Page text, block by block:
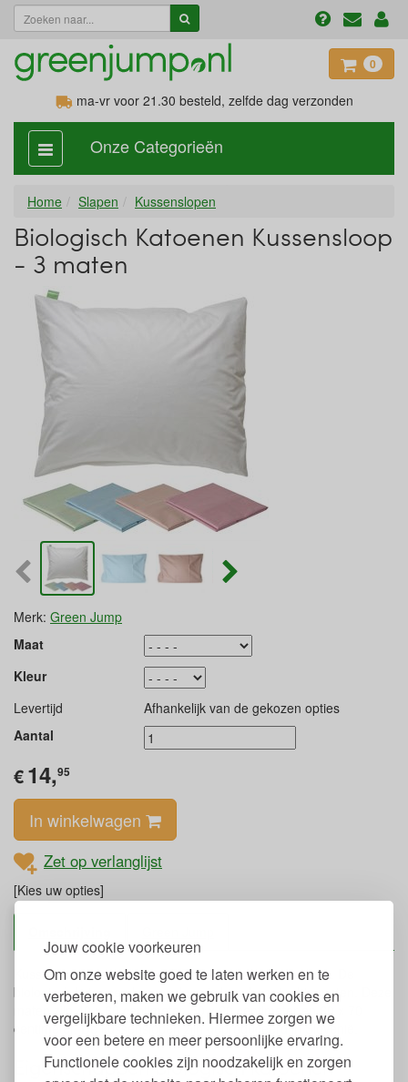
Jouw cookie voorkeuren
Om onze website goed te laten werken en te
verbeteren, maken we gebruik van cookies en
vergelijkbare technieken. Hiermee zorgen we
voor een betere en meer persoonlijke ervaring.
Functionele cookies zijn noodzakelijk en zorgen
0
ma-vr voor 21.30 besteld, zelfde dag verzonden
categorie
aan,
Onze Categorieën
Home Slapen Kussenslopen
Biologisch Katoenen Kussensloop
- 3 maten
Merk: Green Jump
Maat
Kleur
Levertijd
Afhankelijk van de gekozen opties
Aantal
€14,95
In winkelwagen
Zet op verlanglijst
[Kies uw opties]
Kussensloop gemaakt van GOTS-gecertificeerd katoen. De
biologisch katoenen kussensloop is leverbaar in drie maten. Deze
maten zijn 40 x 60 centimeter, 50 x 60 centimeter en 60 x 70
centimeter. De kussenslopen zijn geproduceerd in Slovenië.
Eigenschappen biologisch katoenen